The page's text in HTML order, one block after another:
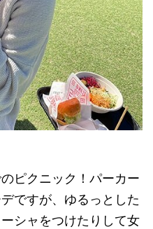
ピクニック！パーカー
ですが、ゆるっとした
シャをつけたりして女